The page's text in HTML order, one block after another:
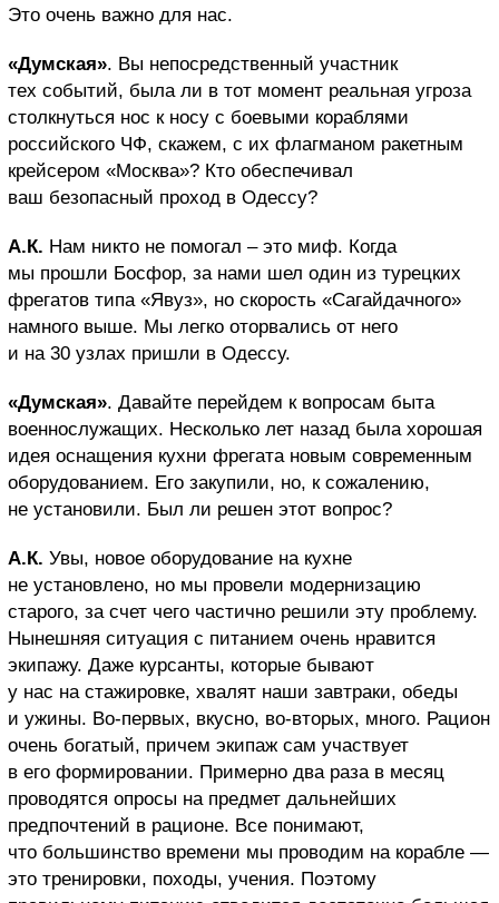
Это очень важно для нас.
«Думская». Вы непосредственный участник
тех событий, была ли в тот момент реальная угроза
столкнуться нос к носу с боевыми кораблями
российского ЧФ, скажем, с их флагманом ракетным
крейсером «Москва»? Кто обеспечивал
ваш безопасный проход в Одессу?
А.К. Нам никто не помогал – это миф. Когда
мы прошли Босфор, за нами шел один из турецких
фрегатов типа «Явуз», но скорость «Сагайдачного»
намного выше. Мы легко оторвались от него
и на 30 узлах пришли в Одессу.
«Думская». Давайте перейдем к вопросам быта
военнослужащих. Несколько лет назад была хорошая
идея оснащения кухни фрегата новым современным
оборудованием. Его закупили, но, к сожалению,
не установили. Был ли решен этот вопрос?
А.К. Увы, новое оборудование на кухне
не установлено, но мы провели модернизацию
старого, за счет чего частично решили эту проблему.
Нынешняя ситуация с питанием очень нравится
экипажу. Даже курсанты, которые бывают
у нас на стажировке, хвалят наши завтраки, обеды
и ужины. Во-первых, вкусно, во-вторых, много. Рацион
очень богатый, причем экипаж сам участвует
в его формировании. Примерно два раза в месяц
проводятся опросы на предмет дальнейших
предпочтений в рационе. Все понимают,
что большинство времени мы проводим на корабле —
это тренировки, походы, учения. Поэтому